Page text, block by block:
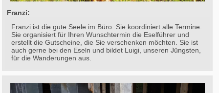
Franzi:
Franzi ist die gute Seele im Büro. Sie koordiniert alle Termine.
Sie organisiert für Ihren Wunschtermin die Eselführer und
erstellt die Gutscheine, die Sie verschenken möchten. Sie ist
auch gerne bei den Eseln und bildet Luigi, unseren Jüngsten,
für die Wanderungen aus.